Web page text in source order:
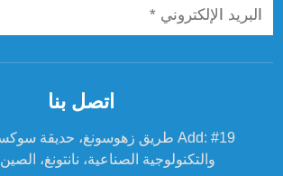
اتصل بنا
والتكنولوجية الصناعية، نانتونغ، الصين 226311